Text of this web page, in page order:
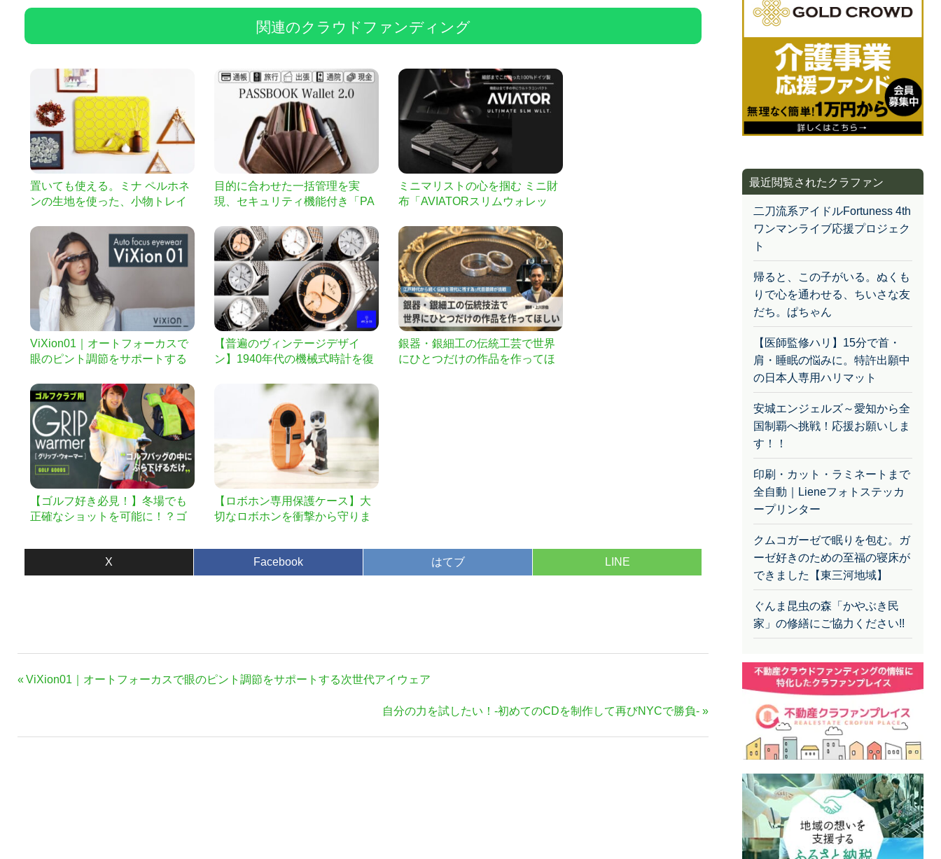
関連のクラウドファンディング
置いても使える。ミナ ペルホネ
ンの生地を使った、小物トレイ
目的に合わせた一括管理を実
現、セキュリティ機能付き「PA
ミニマリストの心を掴む ミニ財
布「AVIATORスリムウォレッ
ViXion01｜オートフォーカスで
眼のピント調節をサポートする
【普遍のヴィンテージデザイ
ン】1940年代の機械式時計を復
銀器・銀細工の伝統工芸で世界
にひとつだけの作品を作ってほ
【ゴルフ好き必見！】冬場でも
正確なショットを可能に！？ゴ
【ロボホン専用保護ケース】大
切なロボホンを衝撃から守りま
X Facebook はてブ LINE
投
ビ
前
ViXion01｜オートフォーカスで眼のピント調節をサポートする次世代アイウェア
次
自分の力を試したい！-初めてのCDを制作して再びNYCで勝負-
最近閲覧されたクラファン
二刀流系アイドルFortuness 4th
ワンマンライブ応援プロジェク
ト
帰ると、この子がいる。ぬくも
りで心を通わせる、ちいさな友
だち。ぱちゃん
【医師監修ハリ】15分で首・
肩・睡眠の悩みに。特許出願中
の日本人専用ハリマット
安城エンジェルズ～愛知から全
国制覇へ挑戦！応援お願いしま
す！！
印刷・カット・ラミネートまで
全自動｜Lieneフォトステッカ
ープリンター
クムコガーゼで眠りを包む。ガ
ーゼ好きのための至福の寝床が
できました【東三河地域】
ぐんま昆虫の森「かやぶき民
家」の修繕にご協力ください!!